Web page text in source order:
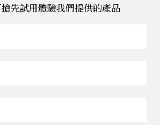
先試用體驗我們提供的產品